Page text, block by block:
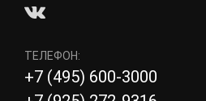
ТЕЛЕФОН:
+7 (495) 600-3000